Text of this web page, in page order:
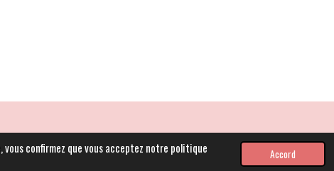
confirmez que vous acceptez notre politique
Accord